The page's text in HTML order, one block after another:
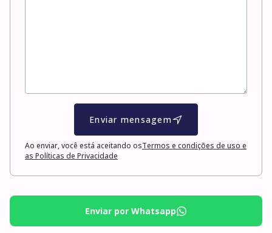
Enviar mensagem
Ao enviar, você está aceitando osTermos e condições de uso e
as Políticas de Privacidade
Enviar por Whatsapp